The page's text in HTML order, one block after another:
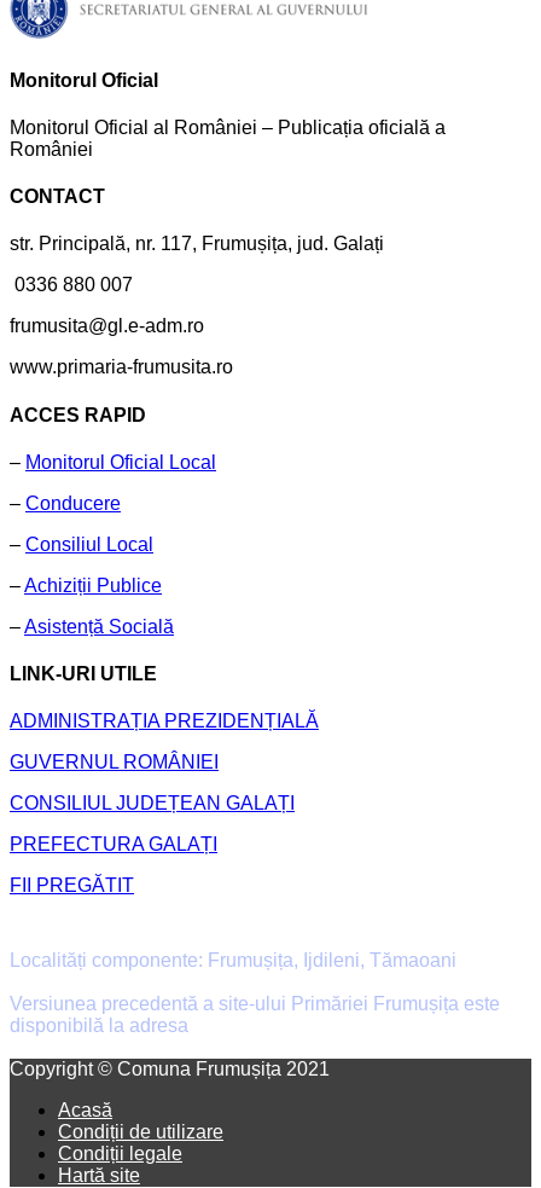
Monitorul Oficial
Monitorul Oficial al României – Publicația oficială a
României
CONTACT
str. Principală, nr. 117, Frumușița, jud. Galați
0336 880 007
frumusita@gl.e-adm.ro
www.primaria-frumusita.ro
ACCES RAPID
– Monitorul Oficial Local
– Conducere
– Consiliul Local
–Achiziții Publice
–Asistență Socială
LINK-URI UTILE
ADMINISTRAȚIA PREZIDENȚIALĂ
GUVERNUL ROMÂNIEI
CONSILIUL JUDEȚEAN GALAȚI
PREFECTURA GALAȚI
FII PREGĂTIT
Localități componente: Frumușița, Ijdileni, Tămaoani
Versiunea precedentă a site-ului Primăriei Frumușița este
disponibilă la adresa
Copyright © Comuna Frumușița 2021
Acasă
Condiții de utilizare
Condiții legale
Hartă site